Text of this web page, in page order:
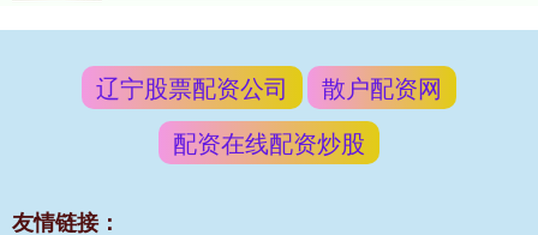
辽宁股票配资公司
散户配资网
配资在线配资炒股
友情链接：